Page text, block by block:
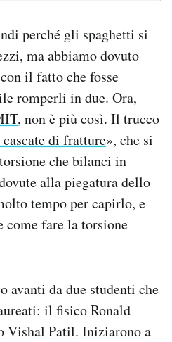
perché gli spaghetti si
ma abbiamo dovuto
il fatto che fosse
romperli in due. Ora,
, non è più così. Il trucco
di fratture», che si
che bilanci in
alla piegatura dello
tempo per capirlo, e
come fare la torsione
avanti da due studenti che
il fisico Ronald
Vishal Patil. Iniziarono a